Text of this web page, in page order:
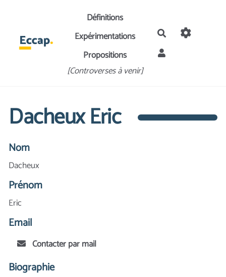
Aller au contenu principalDéfinitions
Expérimentations
Propositions
[Controverses à venir]
Rechercher
Dacheux Eric
Nom
Dacheux
Prénom
Eric
Email
Contacter par mail
Biographie